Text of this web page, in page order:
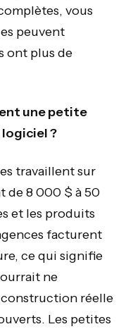
vous
peuvent
ont plus de
une petite
?
travaillent sur
de 8 000 $ à 50
et les produits
facturent
ce qui signifie
ne
réelle
Les petites